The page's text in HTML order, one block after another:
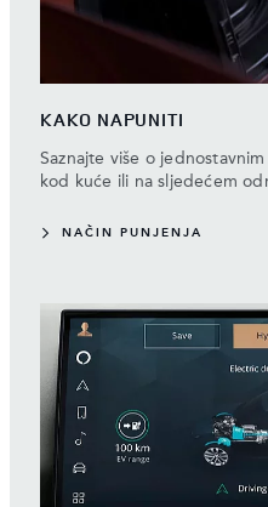
KAKO NAPUNITI
Saznajte više o
kod kuće ili na sljedećem
NAČIN PUNJENJA